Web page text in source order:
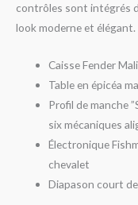
contrôles sont intégrés
look moderne et élégant.
Caisse Fender
Table en épicéa
Profil de manche
six mécaniques
Électronique
chevalet
Diapason court